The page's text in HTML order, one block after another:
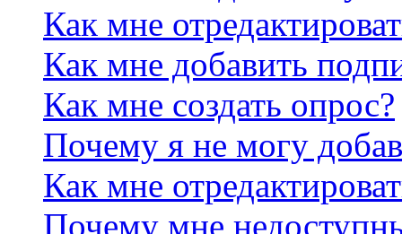
Как мне
Как мне добавить
Как мне создать опрос?
Почему я не могу
Как мне
Почему мне